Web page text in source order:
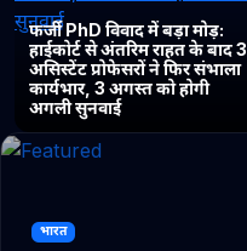
फर्जी PhD विवाद में बड़ा मोड़:
हाईकोर्ट से अंतरिम राहत के बाद 3
असिस्टेंट प्रोफेसरों ने फिर संभाला
कार्यभार, 3 अगस्त को होगी
अगली सुनवाई
भारत